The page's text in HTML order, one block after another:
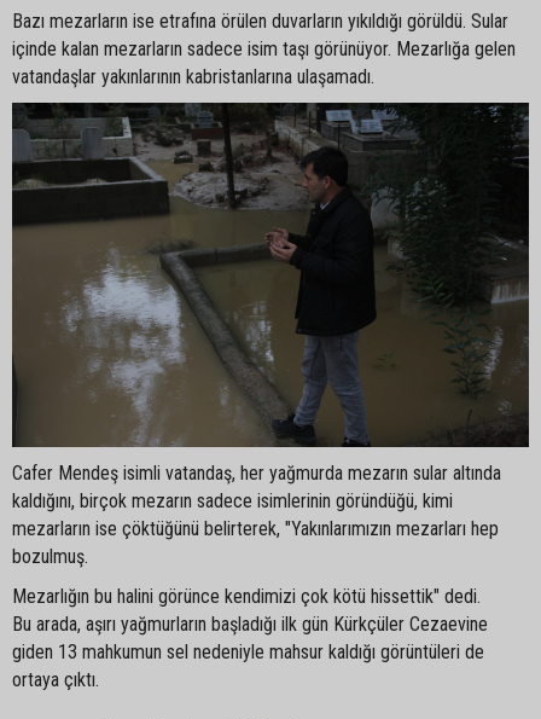
Bazı mezarların ise etrafına örülen duvarların yıkıldığı görüldü. Sular
içinde kalan mezarların sadece isim taşı görünüyor. Mezarlığa gelen
vatandaşlar yakınlarının kabristanlarına ulaşamadı.
Cafer Mendeş isimli vatandaş, her yağmurda mezarın sular altında
kaldığını, birçok mezarın sadece isimlerinin göründüğü, kimi
mezarların ise çöktüğünü belirterek, "Yakınlarımızın mezarları hep
bozulmuş.
Mezarlığın bu halini görünce kendimizi çok kötü hissettik" dedi.
Bu arada, aşırı yağmurların başladığı ilk gün Kürkçüler Cezaevine
giden 13 mahkumun sel nedeniyle mahsur kaldığı görüntüleri de
ortaya çıktı.